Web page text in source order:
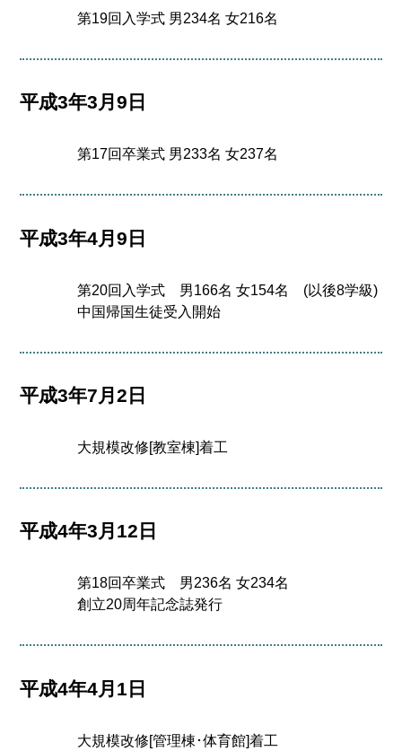
第19回入学式 男234名 女216名
平成3年3月9日
第17回卒業式 男233名 女237名
平成3年4月9日
第20回入学式 男166名 女154名 (以後8学級)
中国帰国生徒受入開始
平成3年7月2日
大規模改修[教室棟]着工
平成4年3月12日
第18回卒業式 男236名 女234名
創立20周年記念誌発行
平成4年4月1日
大規模改修[管理棟･体育館]着工